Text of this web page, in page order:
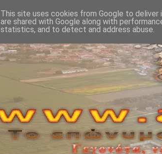
This site uses cookies from Google to
are shared with Google along with
statistics, and to detect and address abuse.